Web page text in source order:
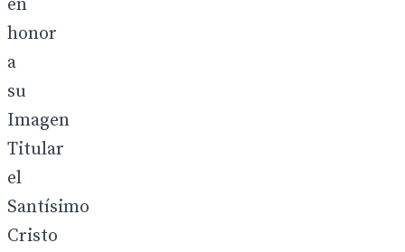
en
honor
a
su
Imagen
Titular
el
Santísimo
Cristo